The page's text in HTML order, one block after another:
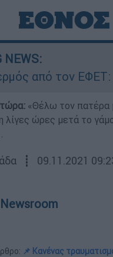
NEWS:
από τον ΕΦΕΤ:
«Θέλω τον πατέρα
λίγες ώρες μετά το
┋ 09.11.2021
Newsroom
📌 Κανένας